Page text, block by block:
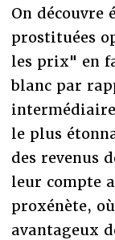
On découvre
prostituées
les prix" en
blanc par
le plus
des revenus
leur compte
proxénète,
avantageux